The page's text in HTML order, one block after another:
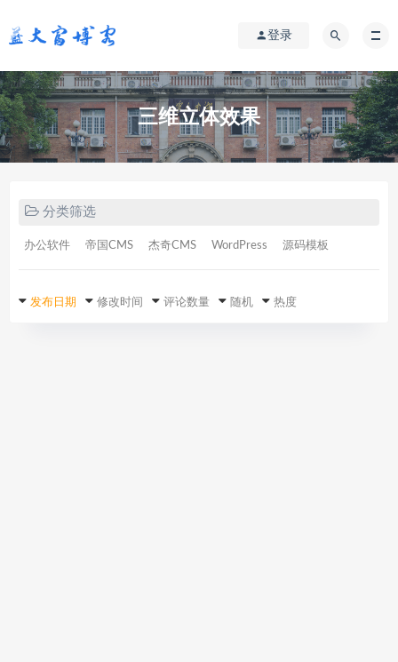
登录
三维立体效果
分类筛选
办公软件 帝国CMS 杰奇CMS WordPress 源码模板
发布日期 修改时间 评论数量 随机 热度